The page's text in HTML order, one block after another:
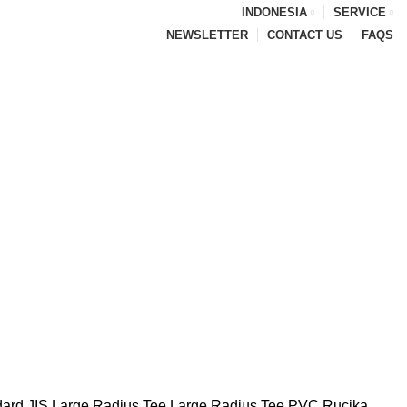
INDONESIA
SERVICE
NEWSLETTER
CONTACT US FAQS